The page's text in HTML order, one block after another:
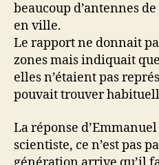
beaucoup d’antennes
en ville.
Le rapport ne donnait
zones mais indiquait
elles n’étaient pas
pouvait trouver
La réponse
scientiste, ce n’est pas